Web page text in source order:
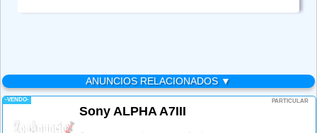
ANUNCIOS RELACIONADOS ▼
-VENDO- PARTICULAR
Sony ALPHA A7III